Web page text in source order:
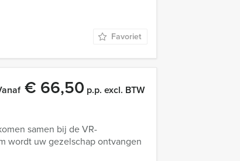
Favoriet
€ 66,50 p.p. excl. BTW
samen bij de VR-
wordt uw gezelschap ontvangen